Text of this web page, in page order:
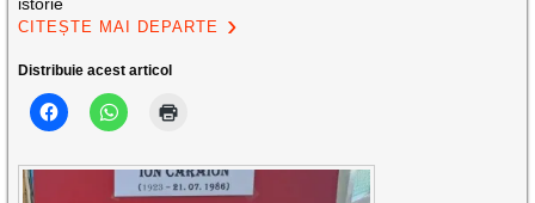
CITEȘTE MAI DEPARTE
Distribuie acest articol